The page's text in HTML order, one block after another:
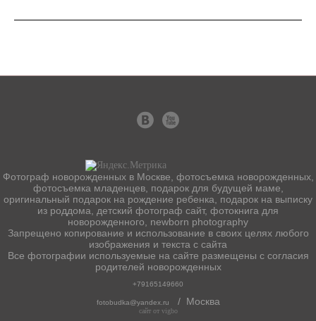
Фотограф новорожденных в Москве, фотосъемка новорожденных,
фотосъемка младенцев, подарок для будущей маме,
оригинальный подарок на рождение ребенка, подарок на выписку
из роддома, детский фотограф сайт, фотокнига для
новорожденного, newborn photography
Запрещено копирование и использование в своих целях любого
изображения и текста с сайта
Все фотографии используемые на сайте размещены с согласия
родителей новорожденных
+79165149660
fotobudka@yandex.ru / Москва
сайт от vigbo